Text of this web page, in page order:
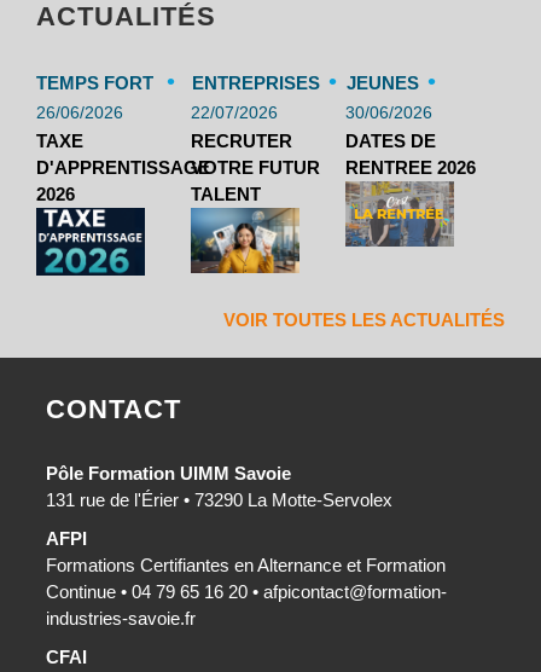
ACTUALITÉS
TEMPS FORT •
26/06/2026
TAXE
D'APPRENTISSAGE
2026
ENTREPRISES •
22/07/2026
RECRUTER
VOTRE FUTUR
TALENT
JEUNES •
30/06/2026
DATES DE
RENTREE 2026
VOIR TOUTES LES ACTUALITÉS
CONTACT
Pôle Formation UIMM Savoie
131 rue de l'Érier • 73290 La Motte-Servolex
AFPI
Formations Certifiantes en Alternance et Formation
Continue • 04 79 65 16 20 • afpicontact@formation-
industries-savoie.fr
CFAI